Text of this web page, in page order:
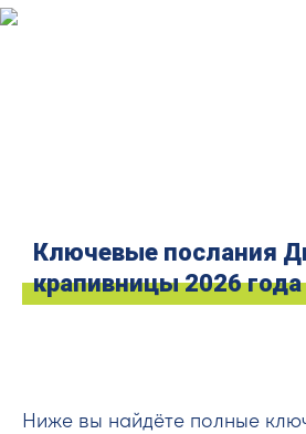
Перейти
Ключевые послания
крапивницы 2026 года
Ниже вы найдёте полные